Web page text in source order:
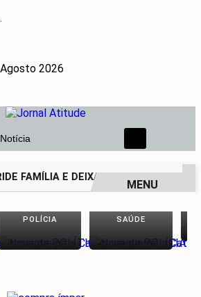
2026
FAMÍLIA E DEIXA PAI DE 69 ANOS EM
MENU
POLÍCIA SAÚDE